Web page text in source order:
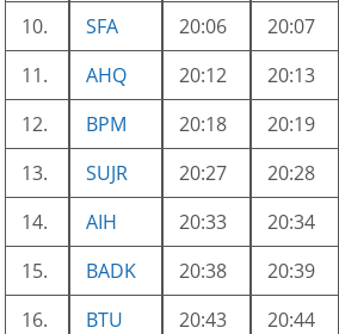
10.
SFA 20:06 20:07
11.
AHQ 20:12 20:13
12.
BPM 20:18 20:19
13.
SUJR 20:27 20:28
14.
AIH 20:33 20:34
15.
BADK 20:38 20:39
16.
BTU 20:43 20:44